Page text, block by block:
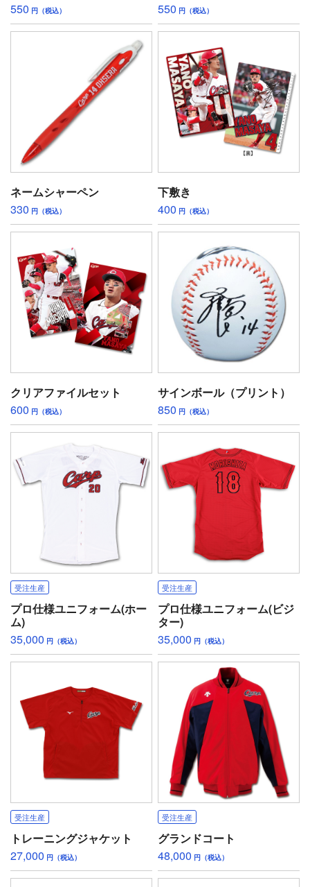
550 円（税込）
550 円（税込）
ネームシャーペン
330 円（税込）
下敷き
400 円（税込）
クリアファイルセット
600 円（税込）
サインボール（プリント）
850 円（税込）
受注生産
プロ仕様ユニフォーム(ホー
ム)
35,000 円（税込）
受注生産
プロ仕様ユニフォーム(ビジ
ター)
35,000 円（税込）
受注生産
トレーニングジャケット
27,000 円（税込）
受注生産
グランドコート
48,000 円（税込）